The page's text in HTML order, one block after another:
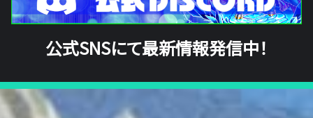
公式SNSにて最新情報発信中！